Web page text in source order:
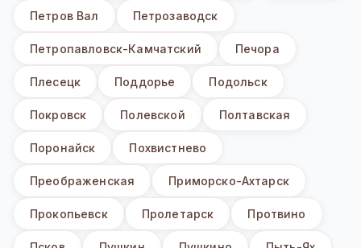
Петров Вал Петрозаводск
Петропавловск-Камчатский Печора
Плесецк Поддорье Подольск
Покровск Полевской Полтавская
Поронайск Похвистнево
Преображенская Приморско-Ахтарск
Прокопьевск Пролетарск Протвино